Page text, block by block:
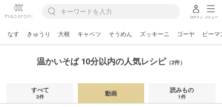
ログイン メニュー
なす きゅうり 大根 キャベツ そうめん ズッキーニ ゴーヤ ピーマ
温かいそば 10分以内の人気レシピ （2件）
すべて
3件 動画 読みもの
1件